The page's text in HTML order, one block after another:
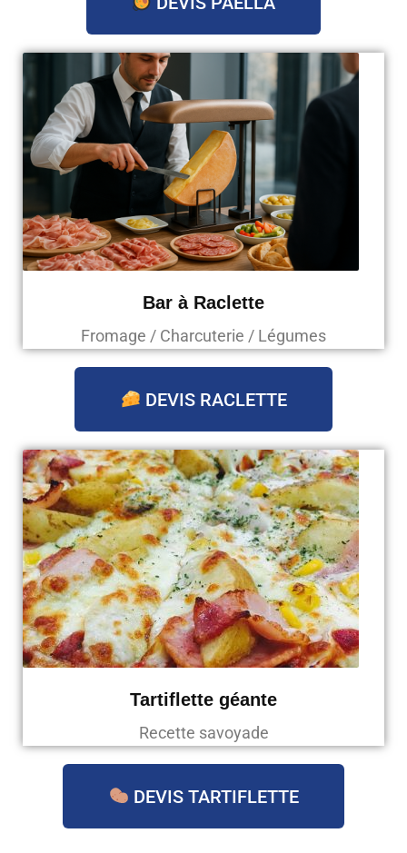
Bar à Raclette
Fromage / Charcuterie / Légumes
DEVIS RACLETTE
Tartiflette géante
Recette savoyade
DEVIS TARTIFLETTE